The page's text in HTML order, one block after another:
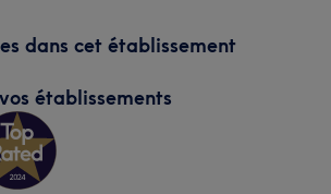
dans cet établissement
établissements